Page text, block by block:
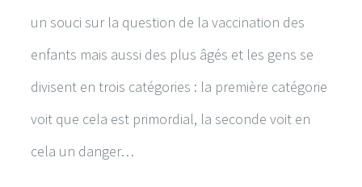
un souci sur la question de la vaccination des
enfants mais aussi des plus âgés et les gens se
divisent en trois catégories : la première catégorie
voit que cela est primordial, la seconde voit en
cela un danger…